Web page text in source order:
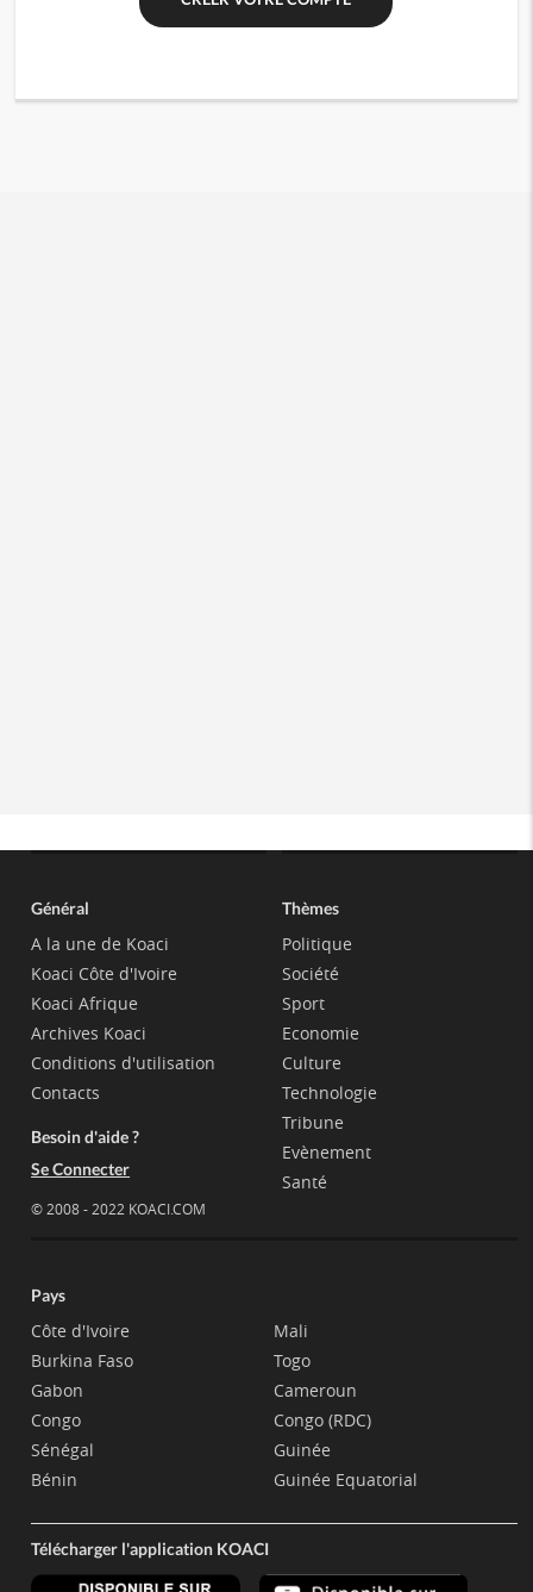
Général
A la une de Koaci
Koaci Côte d'Ivoire
Koaci Afrique
Archives Koaci
Conditions d'utilisation
Contacts
Besoin d'aide ?
Se Connecter
© 2008 - 2022 KOACI.COM
Thèmes
Politique
Société
Sport
Economie
Culture
Technologie
Tribune
Evènement
Santé
Pays
Côte d'Ivoire
Burkina Faso
Gabon
Congo
Sénégal
Bénin
Mali
Togo
Cameroun
Congo (RDC)
Guinée
Guinée Equatorial
Télécharger l'application KOACI